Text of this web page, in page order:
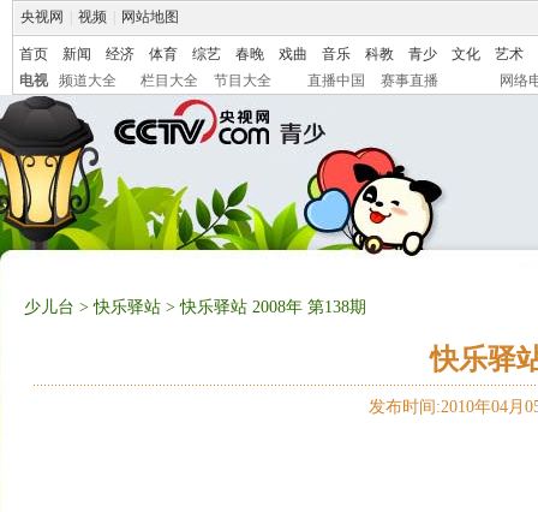
央视网 视频 网站地图
首页 新闻 经济 体育 综艺 春晚 戏曲 音乐 科教 青少 文化
艺术
电视
频道大全 栏目大全 节目大全 直播中国 赛事直播 网络
少儿台 >快乐驿站 > 快乐驿站 2008年 第138期
快乐驿
发布时间:2010年04月